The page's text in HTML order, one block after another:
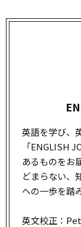
英語を学び、
「ENGLISH
あるものをお
どまらない、
への一歩を踏
英文校正：